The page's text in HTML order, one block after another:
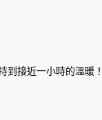
到接近一小時的溫暖！